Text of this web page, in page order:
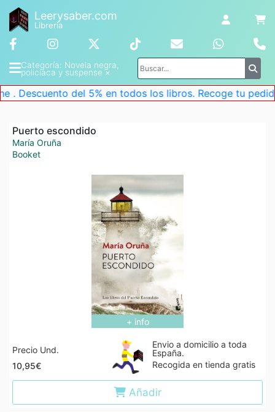
Leerysaber.com
Librería
Categoría: Novela negra,
policiaca y suspense ×
del 5% en todos los libros. Recoge tu pedido en la
Puerto escondido
María Oruña
Booket
+ info
Precio Und.
10,95€
Envio a domicilio a toda
España.
Recogida en tienda gratis
Añadir